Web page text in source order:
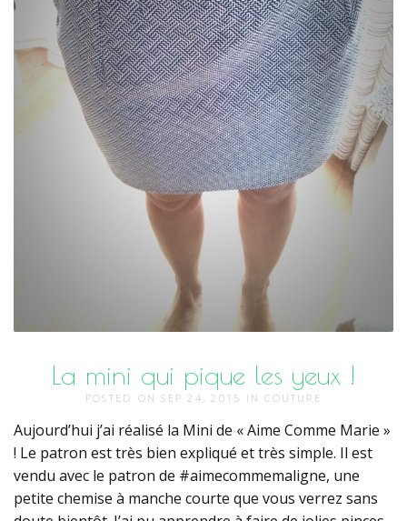
La mini qui pique les yeux !
POSTED ONSEP 24, 2015 INCOUTURE
Aujourd’hui j’ai réalisé la Mini de « Aime Comme Marie »
! Le patron est très bien expliqué et très simple. Il est
vendu avec le patron de #aimecommemaligne, une
petite chemise à manche courte que vous verrez sans